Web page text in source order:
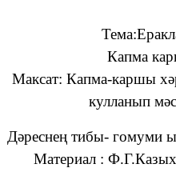
Капма
Максат: Капма-каршы
кулланып
Дәреснең тибы- гомуми
Материал :